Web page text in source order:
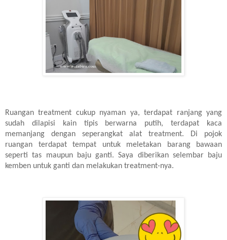
Ruangan treatment cukup nyaman ya, terdapat ranjang yang
sudah dilapisi kain tipis berwarna putih, terdapat kaca
memanjang dengan seperangkat alat treatment. Di pojok
ruangan terdapat tempat untuk meletakan barang bawaan
seperti tas maupun baju ganti. Saya diberikan selembar baju
kemben untuk ganti dan melakukan treatment-nya.